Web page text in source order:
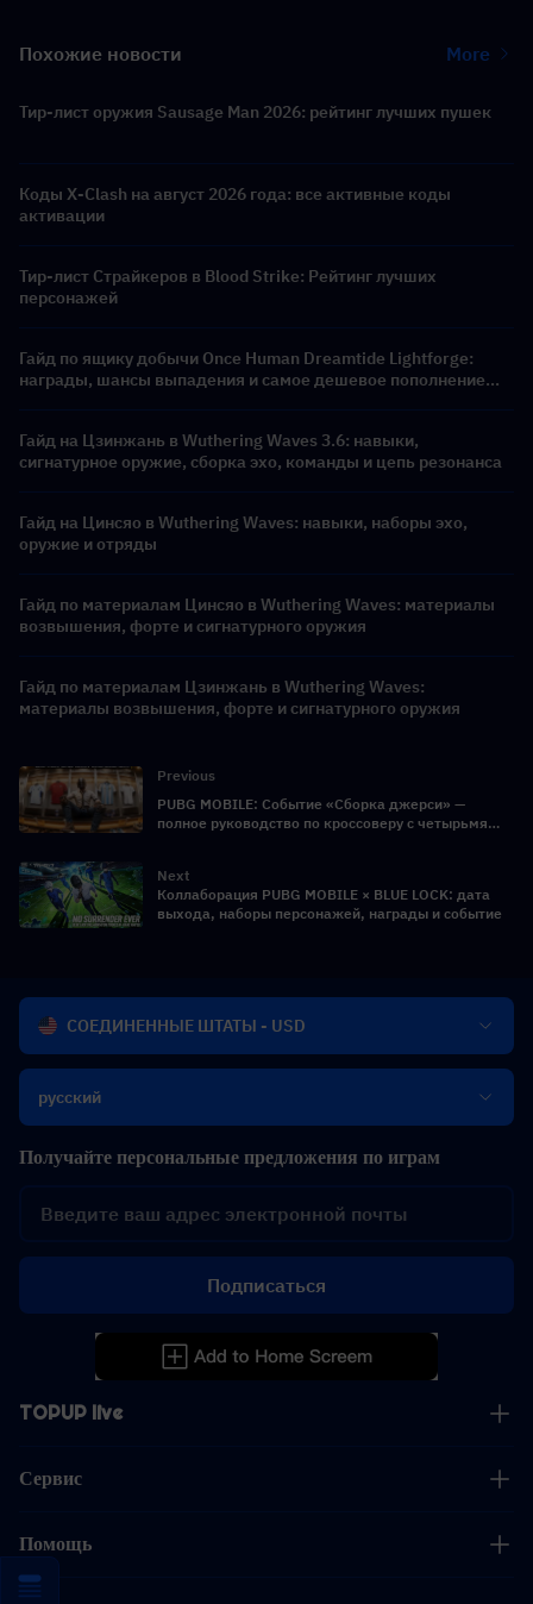
Похожие новости More
Тир-лист оружия Sausage Man 2026: рейтинг лучших пушек
Коды X-Clash на август 2026 года: все активные коды
активации
Тир-лист Страйкеров в Blood Strike: Рейтинг лучших
персонажей
Гайд по ящику добычи Once Human Dreamtide Lightforge:
награды, шансы выпадения и самое дешевое пополнение
Гайд на Цзинжань в Wuthering Waves 3.6: навыки,
сигнатурное оружие, сборка эхо, команды и цепь резонанса
Гайд на Цинсяо в Wuthering Waves: навыки, наборы эхо,
оружие и отряды
Гайд по материалам Цинсяо в Wuthering Waves: материалы
возвышения, форте и сигнатурного оружия
Гайд по материалам Цзинжань в Wuthering Waves:
материалы возвышения, форте и сигнатурного оружия
Previous
PUBG MOBILE: Событие «Сборка джерси» —
полное руководство по кроссоверу с четырьмя
Next
Коллаборация PUBG MOBILE × BLUE LOCK: дата
выхода, наборы персонажей, награды и событие
СОЕДИНЕННЫЕ ШТАТЫ - USD
русский
TOPUP live
Сервис
Помощь
Получайте персональные предложения по играм
Подписаться